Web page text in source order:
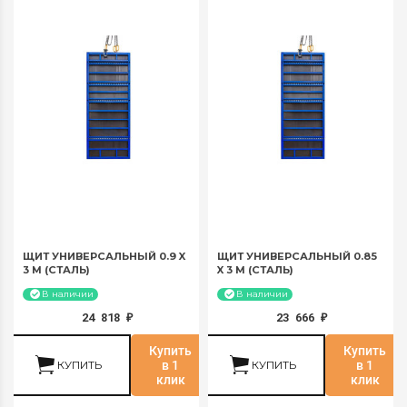
ЩИТ УНИВЕРСАЛЬНЫЙ 0.9 X
3 М (СТАЛЬ)
В наличии
24 818 ₽
КУПИТЬ
Купить
в 1
клик
ЩИТ УНИВЕРСАЛЬНЫЙ 0.85
X 3 М (СТАЛЬ)
В наличии
23 666 ₽
КУПИТЬ
Купить
в 1
клик